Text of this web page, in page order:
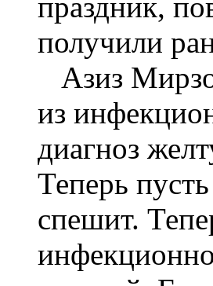
получили
Азиз
из
диагноз
Теперь
спешит.